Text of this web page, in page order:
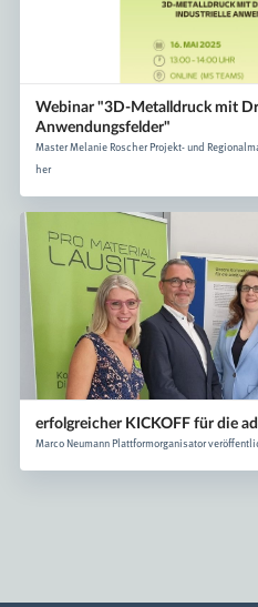
Webinar "3D-Metalldruck mit
Anwendungsfelder"
Master Melanie Roscher Projekt- und
her
erfolgreicher KICKOFF für die
Marco Neumann Plattformorganisator